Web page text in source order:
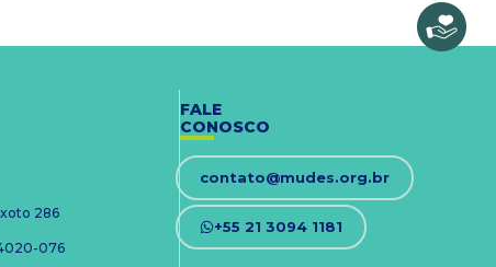
286
076
FALE
CONOSCO
contato@mudes.org.br
+55 21 3094 1181